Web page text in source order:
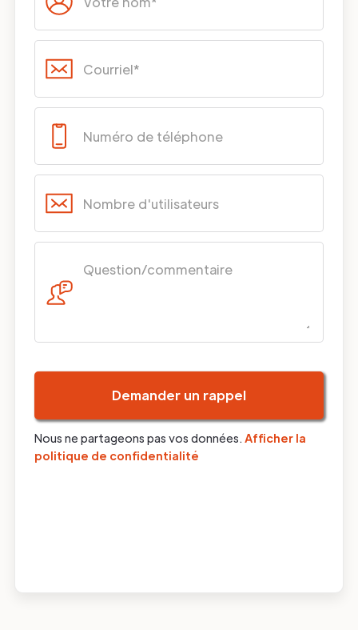
Nous ne partageons pas vos données. Afficher la
politique de confidentialité